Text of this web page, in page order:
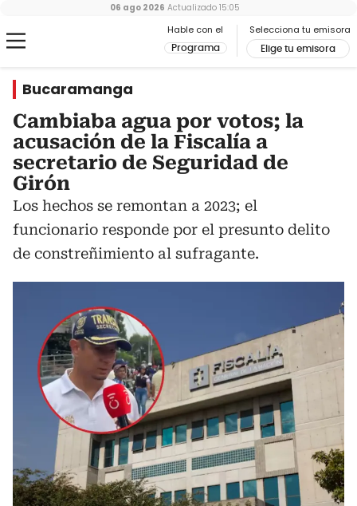
Hable con el
Programa
Selecciona tu emisora
Elige tu emisora
06 ago 2026 Actualizado 15:05
Bucaramanga
Cambiaba agua por votos; la
acusación de la Fiscalía a
secretario de Seguridad de
Girón
Los hechos se remontan a 2023; el
funcionario responde por el presunto delito
de constreñimiento al sufragante.